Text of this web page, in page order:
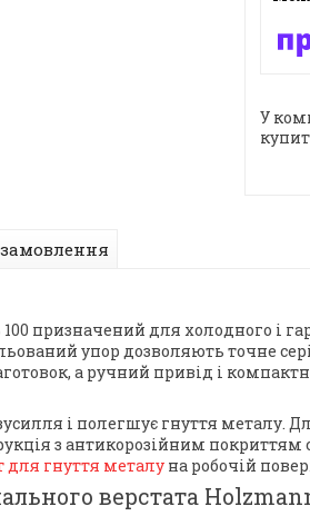
У
призначений для холодного і
упор дозволяють точне
а ручний привід і
і полегшує гнуття металу.
з антикорозійним
для гнуття металу на робочій
верстата